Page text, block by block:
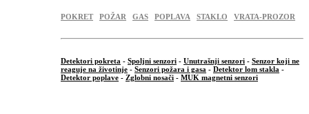
POKRET POŽAR GAS POPLAVA STAKLO VRATA-PROZOR
Detektori pokreta - Spoljni senzori - Unutrašnji senzori - Senzor koji ne
reaguje na životinje - Senzori požara i gasa - Detektor lom stakla -
Detektor poplave - Zglobni nosači - MUK magnetni senzori